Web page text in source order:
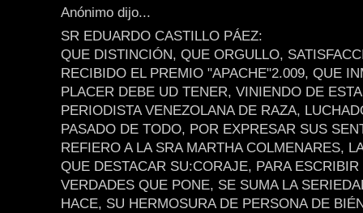
Anónimo dijo...
SR EDUARDO CASTILLO PÁEZ:
QUE DISTINCIÓN, QUE ORGULLO,
RECIBIDO EL PREMIO "APACHE"2.009, QUE
PLACER DEBE UD TENER, VINIENDO DE
PERIODISTA VENEZOLANA DE RAZA,
PASADO DE TODO, POR EXPRESAR SUS
REFIERO A LA SRA MARTHA COLMENARES,
QUE DESTACAR SU:CORAJE, PARA
VERDADES QUE PONE, SE SUMA LA
HACE, SU HERMOSURA DE PERSONA DE